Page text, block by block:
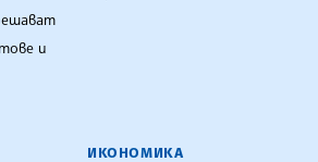
и
ИКОНОМИКА